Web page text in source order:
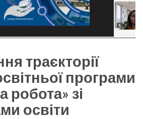
траєкторії
програми
робота» зі
освіти